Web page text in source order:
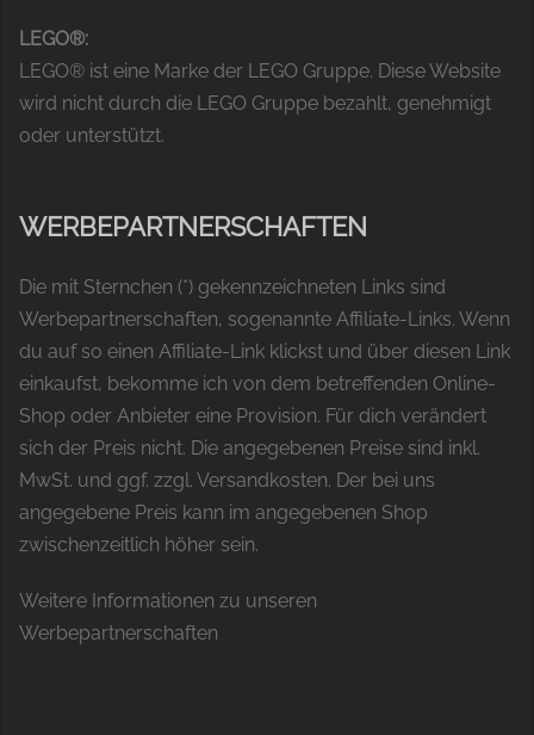
LEGO®:
LEGO® ist eine Marke der LEGO Gruppe. Diese Website
wird nicht durch die LEGO Gruppe bezahlt, genehmigt
oder unterstützt.
WERBEPARTNERSCHAFTEN
Die mit Sternchen (*) gekennzeichneten Links sind
Werbepartnerschaften, sogenannte Affiliate-Links. Wenn
du auf so einen Affiliate-Link klickst und über diesen Link
einkaufst, bekomme ich von dem betreffenden Online-
Shop oder Anbieter eine Provision. Für dich verändert
sich der Preis nicht. Die angegebenen Preise sind inkl.
MwSt. und ggf. zzgl. Versandkosten. Der bei uns
angegebene Preis kann im angegebenen Shop
zwischenzeitlich höher sein.
Weitere Informationen zu unseren
Werbepartnerschaften